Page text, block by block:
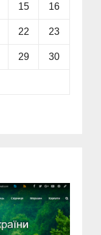
15 16
22 23
29 30